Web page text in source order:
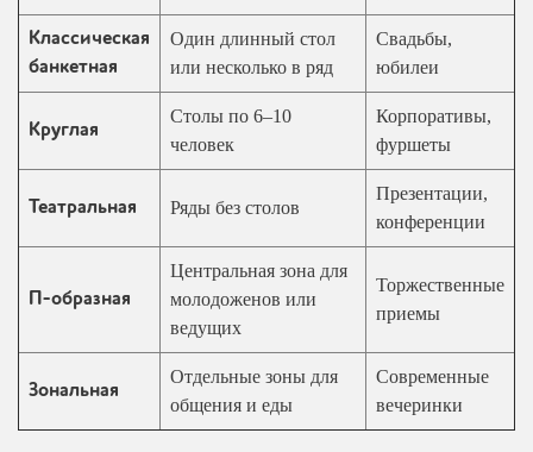
Классическая
банкетная
Один длинный стол
или несколько в ряд
Свадьбы,
юбилеи
Круглая
Столы по 6–10
человек
Корпоративы,
фуршеты
Театральная Ряды без столов
Презентации,
конференции
П-образная
Центральная зона для
молодоженов или
ведущих
Торжественные
приемы
Зональная
Отдельные зоны для
общения и еды
Современные
вечеринки